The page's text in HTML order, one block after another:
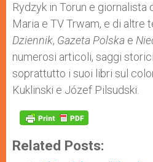
Rydzyk in Torun e
Maria e TV Trwam, e di altre
Dziennik, Gazeta Polska e
numerosi articoli, saggi
soprattutto i suoi libri sul
Kuklinski e Józef Pilsudski.
Related Posts: